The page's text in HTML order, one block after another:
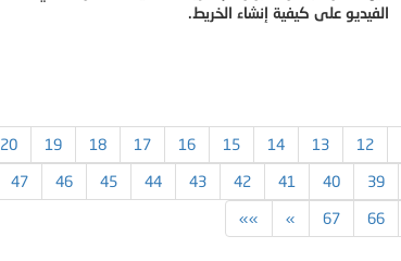
الفيديو على كيفية إنشاء الخريط.
12
13
14
15
16
17
18
19
20
39
40
41
42
43
44
45
46
47
66
67
»
»»